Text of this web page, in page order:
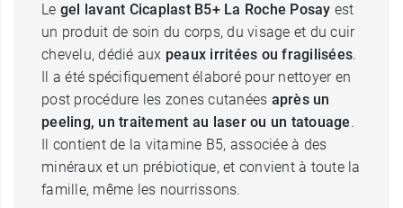
Le gel lavant Cicaplast B5+ La Roche Posay est
un produit de soin du corps, du visage et du cuir
chevelu, dédié aux peaux irritées ou fragilisées.
Il a été spécifiquement élaboré pour nettoyer en
post procédure les zones cutanées après un
peeling, un traitement au laser ou un tatouage.
Il contient de la vitamine B5, associée à des
minéraux et un prébiotique, et convient à toute la
famille, même les nourrissons.